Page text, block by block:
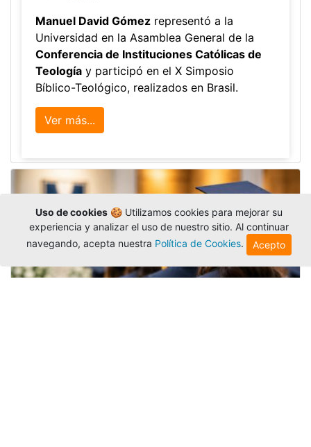
Manuel David Gómez representó a la
Universidad en la Asamblea General de la
Conferencia de Instituciones Católicas de
Teología y participó en el X Simposio
Bíblico-Teológico, realizados en Brasil.
Ver más...
Uso de cookies🍪 Utilizamos cookies para mejorar su
experiencia y analizar el uso de nuestro sitio. Al continuar
navegando, acepta nuestra Política de Cookies. Acepto